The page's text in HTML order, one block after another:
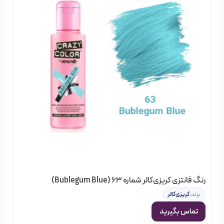
رنگ فانتزی کریزی‌کالر شماره 63 (Bublegum Blue)
برند:کریزی‌کالر
تماس بگیرید